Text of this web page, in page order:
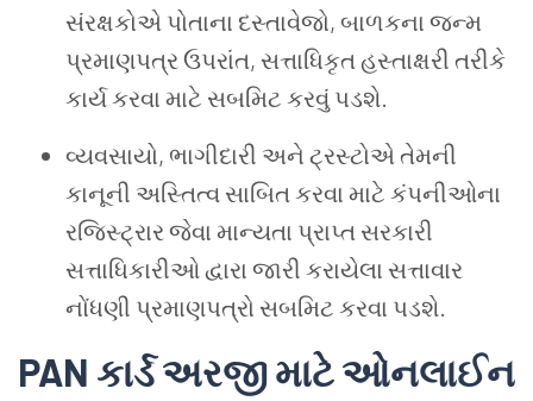
સંરક્ષકોએ પોતાના દસ્તાવેજો, બાળકના જન્મ
પ્રમાણપત્ર ઉપરાંત, સત્તાધિકૃત હસ્તાક્ષરી તરીકે
કાર્ય કરવા માટે સબમિટ કરવું પડશે.
વ્યવસાયો, ભાગીદારી અને ટ્રસ્ટોએ તેમની
કાનૂની અસ્તિત્વ સાબિત કરવા માટે કંપનીઓના
રજિસ્ટ્રાર જેવા માન્યતા પ્રાપ્ત સરકારી
સત્તાધિકારીઓ દ્વારા જારી કરાયેલા સત્તાવાર
નોંધણી પ્રમાણપત્રો સબમિટ કરવા પડશે.
PAN કાર્ડ અરજી માટે ઓનલાઈન